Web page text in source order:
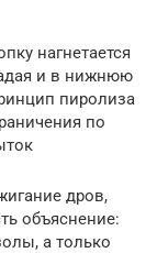
нагнетается
и в нижнюю
пиролиза
по
дров,
объяснение:
а только